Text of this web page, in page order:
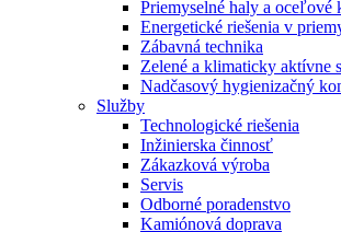
Priemyselné haly a oceľové
Energetické riešenia v
Zábavná technika
Zelené a klimaticky aktívne
Nadčasový hygienizačný
Služby
Technologické riešenia
Inžinierska činnosť
Zákazková výroba
Servis
Odborné poradenstvo
Kamiónová doprava